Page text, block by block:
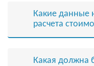
Какие данные
расчета
Какая должна